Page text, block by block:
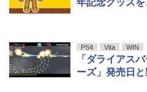
年記念グッズ
PS4 Vita WIN
「ダライアス
ーズ」発売日と